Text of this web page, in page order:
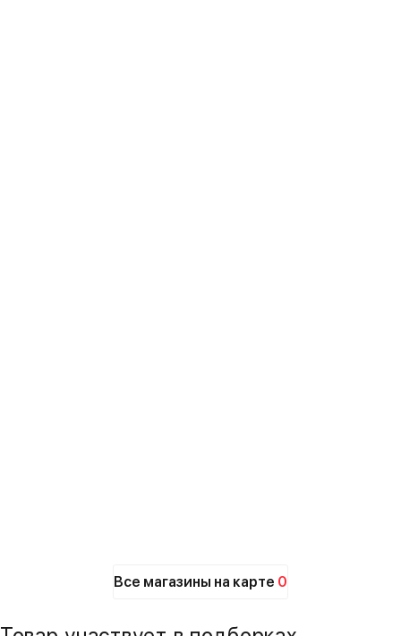
Все магазины на карте 0